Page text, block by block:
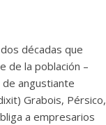
décadas que
de la población –
angustiante
Grabois, Pérsico,
a empresarios